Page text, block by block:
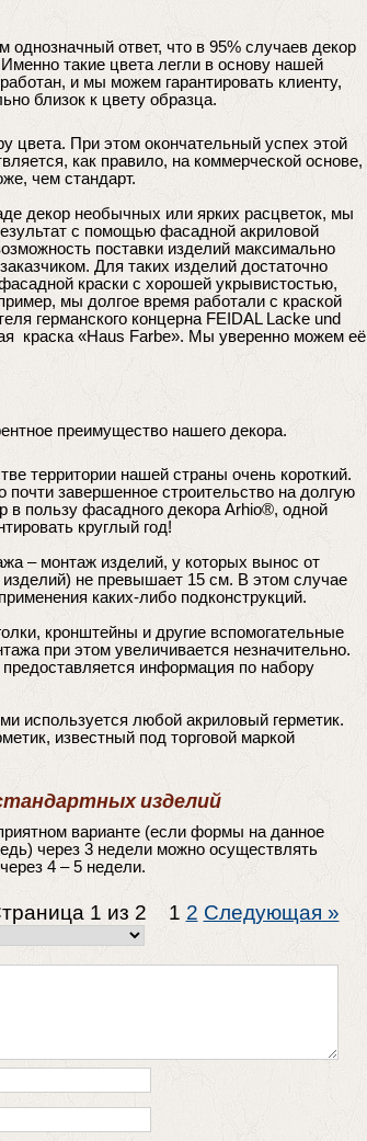
однозначный ответ, что в 95% случаев декор
такие цвета легли в основу нашей
и мы можем гарантировать клиенту,
близок к цвету образца.
цвета. При этом окончательный успех этой
как правило, на коммерческой основе,
чем стандарт.
декор необычных или ярких расцветок, мы
с помощью фасадной акриловой
поставки изделий максимально
Для таких изделий достаточно
краски с хорошей укрывистостью,
мы долгое время работали с краской
германского концерна FEIDAL Lacke und
краска «Haus Farbe». Мы уверенно можем её
преимущество нашего декора.
территории нашей страны очень короткий.
почти завершенное строительство на долгую
в пользу фасадного декора Arhio®, одной
круглый год!
– монтаж изделий, у которых вынос от
не превышает 15 см. В этом случае
каких-либо подконструкций.
кронштейны и другие вспомогательные
при этом увеличивается незначительно.
информация по набору
используется любой акриловый герметик.
известный под торговой маркой
изделий
варианте (если формы на данное
через 3 недели можно осуществлять
4 – 5 недели.
1 из 2 1 2 Следующая »